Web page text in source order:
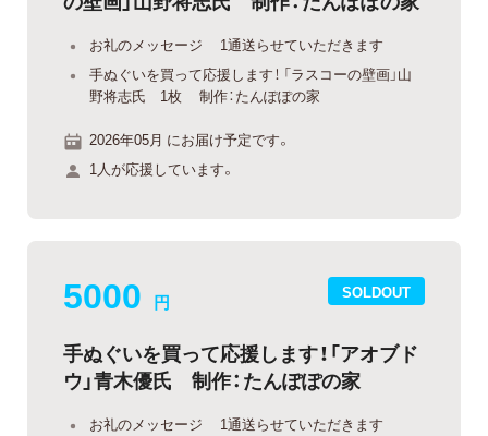
お礼のメッセージ 1通送らせていただきます
手ぬぐいを買って応援します！ 「ラスコーの壁画」山
野将志氏 1枚 制作：たんぽぽの家
2026年05月 にお届け予定です。
1人が応援しています。
SOLDOUT
5000 円
手ぬぐいを買って応援します！「アオブド
ウ」青木優氏 制作：たんぽぽの家
お礼のメッセージ 1通送らせていただきます